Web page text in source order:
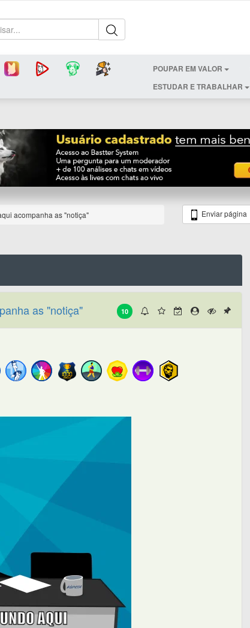
POUPAR EM VALOR
ESTUDAR E TRABALHAR
acompanha as "notiça" Enviar página
10
as "notiça"